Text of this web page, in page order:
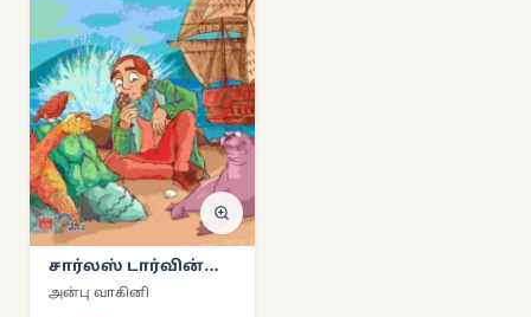
சார்லஸ் டார்வின்
(கடல்
அன்பு வாகினி